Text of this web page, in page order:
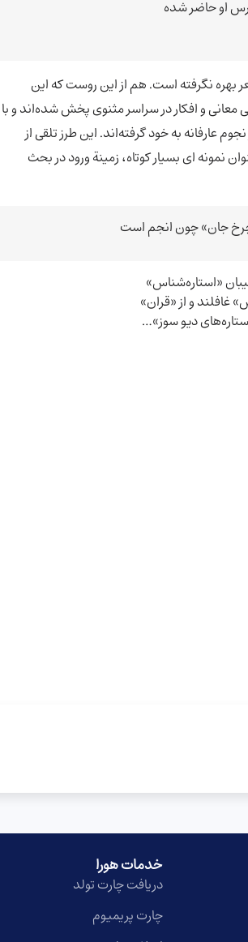
او حاضر شده
بهره نگرفته است. هم از این روست که این
معانی و افکار در سراسر مثنوی پخش شده‌اند و با
عارفانه به خود گرفته‌اند. این طرز تلقی از
نمونه ای بسیار کوتاه، زمینة ورود در بحث
جان» چون انجم است
«استاره‌شناس»
غافلند و از «قران»
دیو سوز»…
خدمات هورا
دریافت چارت تولد
چارت پریمیوم